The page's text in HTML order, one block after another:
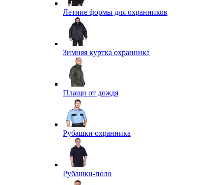
Летние формы для охранников
Зимняя куртка охранника
Плащи от дождя
Рубашки охранника
Рубашки-поло